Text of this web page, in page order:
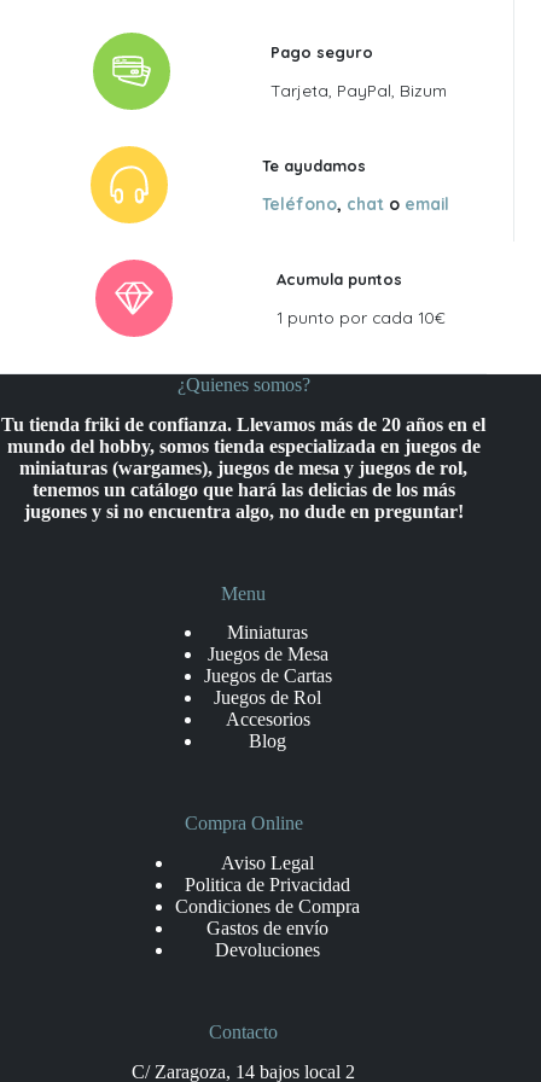
Pago seguro
Tarjeta, PayPal, Bizum
Te ayudamos
Teléfono, chat o email
Acumula puntos
1 punto por cada 10€
¿Quienes somos?
Tu tienda friki de confianza. Llevamos más de 20 años en el
mundo del hobby, somos tienda especializada en juegos de
miniaturas (wargames), juegos de mesa y juegos de rol,
tenemos un catálogo que hará las delicias de los más
jugones y si no encuentra algo, no dude en preguntar!
Menu
Miniaturas
Juegos de Mesa
Juegos de Cartas
Juegos de Rol
Accesorios
Blog
Compra Online
Aviso Legal
Politica de Privacidad
Condiciones de Compra
Gastos de envío
Devoluciones
Contacto
C/ Zaragoza, 14 bajos local 2